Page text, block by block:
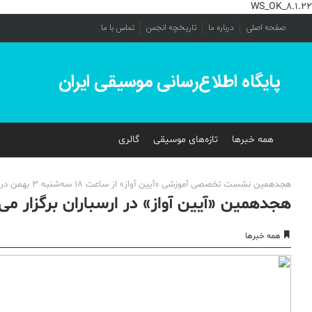
WS_OK_8.1.22
صفحه اصلی درباره ما تاریخچه انجمن تماس با ما
پایگاه اطلاع‌رسانی موسیقی ایران
همه خبرها تازه‌های موسیقی گالری
هجدهمین نشست تخصصی آموزشی «آیین آواز» از ساعت 18 سه‌شنبه 3 بهمن در فرهنگسرای ارسباران برگزار می‌شود.
هجدهمین «آیین آواز» در ارسباران برگزار
همه خبرها